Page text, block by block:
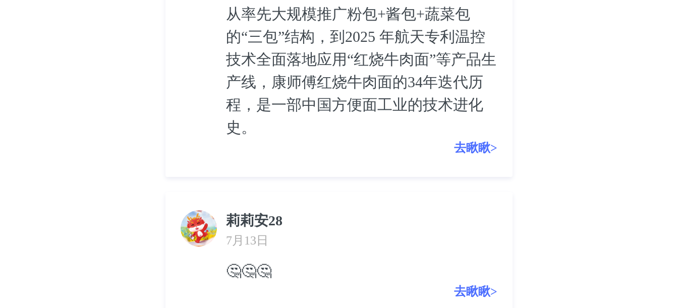
从率先大规模推广粉包+酱包+蔬菜包
的“三包”结构，到2025 年航天专利温控
技术全面落地应用“红烧牛肉面”等产品生
产线，康师傅红烧牛肉面的34年迭代历
程，是一部中国方便面工业的技术进化
史。
去瞅瞅>
莉莉安28
7月13日
🤔🤔🤔
去瞅瞅>